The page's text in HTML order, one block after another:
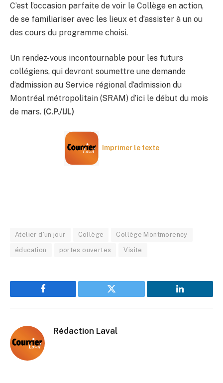
C’est l’occasion parfaite de voir le Collège en action,
de se familiariser avec les lieux et d’assister à un ou
des cours du programme choisi.
Un rendez-vous incontournable pour les futurs
collégiens, qui devront soumettre une demande
d’admission au Service régional d’admission du
Montréal métropolitain (SRAM) d’ici le début du mois
de mars. (C.P./IJL)
Imprimer le texte
Atelier d'un jour Collège Collège Montmorency
éducation portes ouvertes Visite
Facebook Twitter LinkedIn
Rédaction Laval